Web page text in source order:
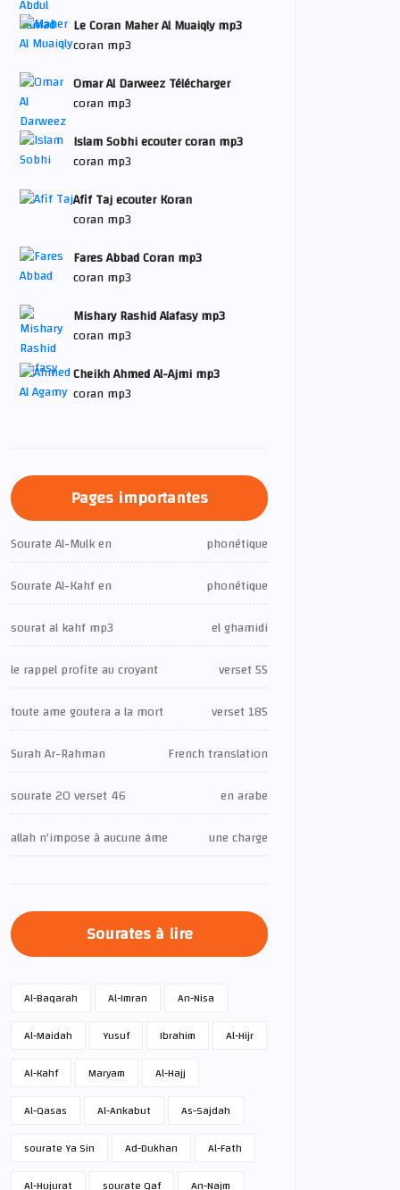
Le Coran Maher Al Muaiqly mp3
coran mp3
Omar Al Darweez Télécharger
coran mp3
Islam Sobhi ecouter coran mp3
coran mp3
Afif Taj ecouter Koran
coran mp3
Fares Abbad Coran mp3
coran mp3
Mishary Rashid Alafasy mp3
coran mp3
Cheikh Ahmed Al-Ajmi mp3
coran mp3
Pages importantes
Sourate Al-Mulk en
phonétique
Sourate Al-Kahf en
phonétique
sourat al kahf mp3
el ghamidi
le rappel profite au croyant
verset 55
toute ame goutera a la mort
verset 185
Surah Ar-Rahman
French translation
sourate 20 verset 46
en arabe
allah n'impose à aucune âme
une charge
Sourates à lire
Al-Baqarah Al-Imran
An-Nisa
Al-Maidah
Yusuf Ibrahim
Al-Hijr
Al-Kahf
Maryam
Al-Hajj
Al-Qasas
Al-Ankabut
As-Sajdah
sourate Ya Sin
Ad-Dukhan
Al-Fath
Al-Hujurat
sourate Qaf
An-Najm